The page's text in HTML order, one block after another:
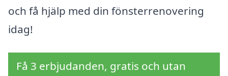
och få hjälp med din fönsterrenovering
idag!
Få 3 erbjudanden, gratis och utan